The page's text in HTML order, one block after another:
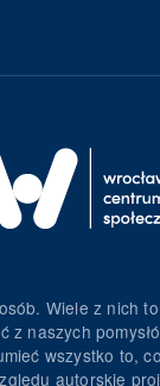
Wiele z nich
z naszych
wszystko to,
autorskie